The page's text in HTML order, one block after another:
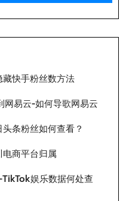
快手粉丝数方法
网易云-如何导歌网易云
条粉丝如何查看？
商平台归属
娱乐数据何处查